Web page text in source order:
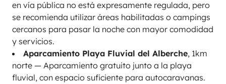
en vía pública no está expresamente regulada, pero
se recomienda utilizar áreas habilitadas o campings
cercanos para pasar la noche con mayor comodidad
y servicios.
Aparcamiento Playa Fluvial del Alberche, 1km
norte — Aparcamiento gratuito junto a la playa
fluvial, con espacio suficiente para autocaravanas.